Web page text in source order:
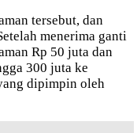
tersebut, dan
menerima ganti
Rp 50 juta dan
300 juta ke
dipimpin oleh